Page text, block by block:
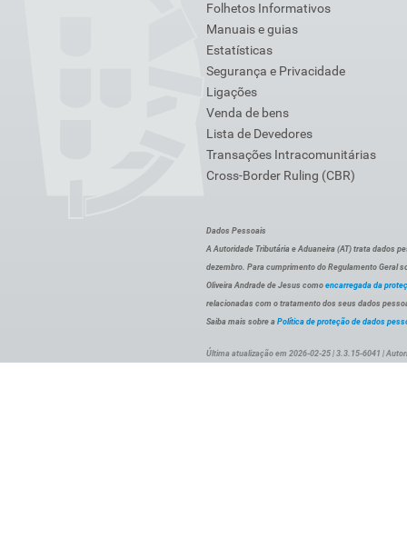
Folhetos Informativos
Manuais e guias
Estatísticas
Segurança e Privacidade
Ligações
Venda de bens
Lista de Devedores
Transações Intracomunitárias
Cross-Border Ruling (CBR)
Dados Pessoais
A Autoridade Tributária e Aduaneira (AT) trata dados
dezembro. Para cumprimento do Regulamento Geral
Oliveira Andrade de Jesus como encarregada da
relacionadas com o tratamento dos seus dados
Saiba mais sobre a Política de proteção de dados
Última atualização em 2026-02-25 | 3.3.15-6041 |